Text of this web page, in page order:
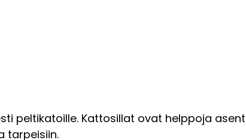
peltikatoille. Kattosillat ovat helppoja
tarpeisiin.